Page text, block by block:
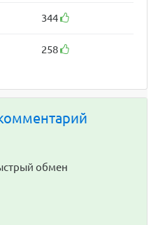
344
258
обмен